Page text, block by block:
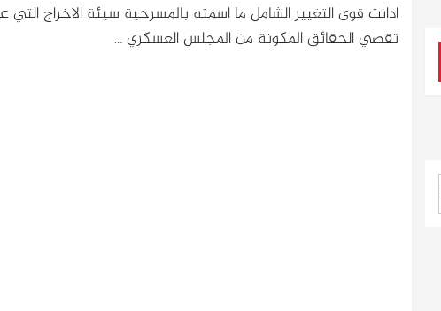
ادانت قوى التغيير الشامل ما اسمته بالمسرحية سيئة الاخراج
تقصي الحقائق المكونة من المجلس العسكري …